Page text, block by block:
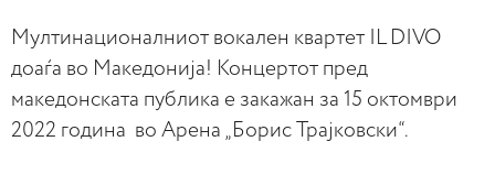
Мултинационалниот вокален квартет IL DIVO
доаѓа во Македонија! Концертот пред
македонската публика е закажан за 15 октомври
2022 година во Арена „Борис Трајковски“.